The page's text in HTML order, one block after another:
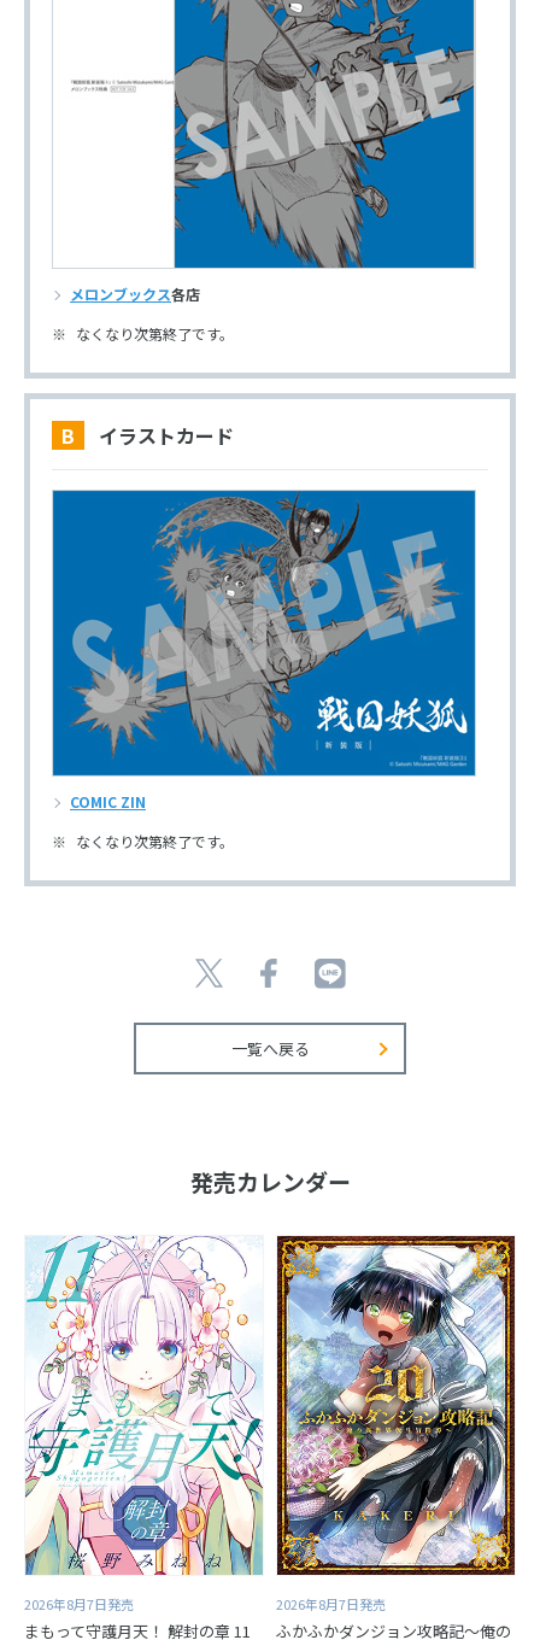
メロンブックス各店
なくなり次第終了です。
B イラストカード
COMIC ZIN
なくなり次第終了です。
一覧へ戻る
発売カレンダー
2026年8月7日発売
まもって守護月天！ 解封の章 11
2026年8月7日発売
ふかふかダンジョン攻略記～俺の